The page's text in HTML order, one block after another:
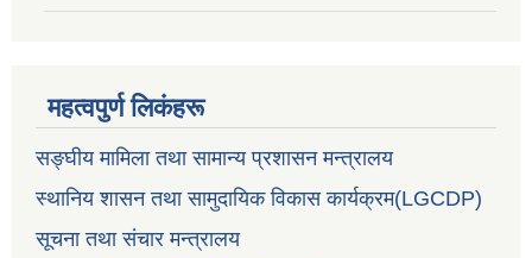
महत्वपुर्ण लिकंहरू
सङ्घीय मामिला तथा सामान्य प्रशासन मन्त्रालय
स्थानिय शासन तथा सामुदायिक विकास कार्यक्रम(LGCDP)
सूचना तथा संचार मन्त्रालय